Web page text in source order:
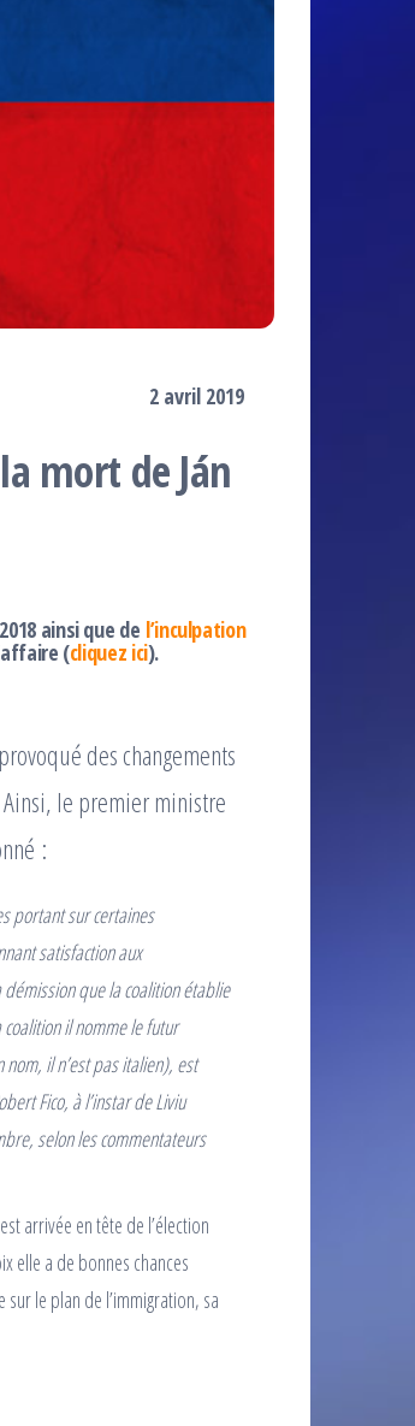
2 avril 2019
mort de Ján
ainsi que de l’inculpation
(cliquez ici).
des changements
le premier ministre
:
portant sur certaines
satisfaction aux
que la coalition établie
il nomme le futur
il n’est pas italien), est
Fico, à l’instar de Liviu
selon les commentateurs
arrivée en tête de l’élection
elle a de bonnes chances
sur le plan de l’immigration, sa